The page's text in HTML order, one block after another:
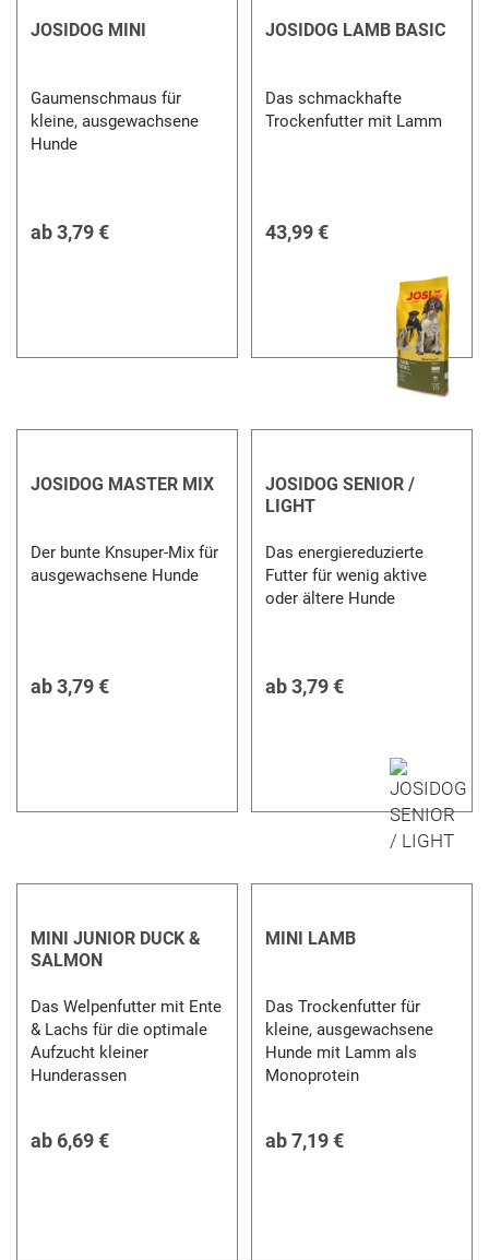
JOSIDOG MINI
Gaumenschmaus für
kleine, ausgewachsene
Hunde
ab3,79 €
JOSIDOG LAMB BASIC
Das schmackhafte
Trockenfutter mit Lamm
43,99 €
JOSIDOG MASTER MIX
Der bunte Knsuper-Mix für
ausgewachsene Hunde
ab3,79 €
JOSIDOG SENIOR /
LIGHT
Das energiereduzierte
Futter für wenig aktive
oder ältere Hunde
ab3,79 €
MINI JUNIOR DUCK &
SALMON
Das Welpenfutter mit Ente
& Lachs für die optimale
Aufzucht kleiner
Hunderassen
ab 6,69 €
MINI LAMB
Das Trockenfutter für
kleine, ausgewachsene
Hunde mit Lamm als
Monoprotein
ab7,19 €